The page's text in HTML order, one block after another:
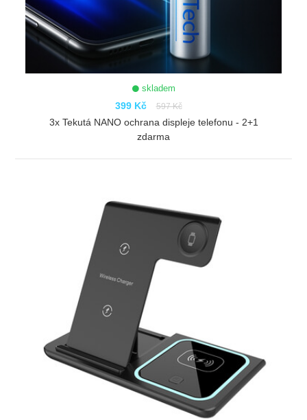
skladem
399 Kč 597 Kč
3x Tekutá NANO ochrana displeje telefonu - 2+1
zdarma